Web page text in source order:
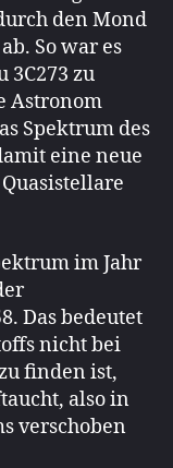
den Mond
So war es
3C273 zu
Astronom
Spektrum des
eine neue
im Jahr
Das bedeutet
nicht bei
finden ist,
also in
verschoben